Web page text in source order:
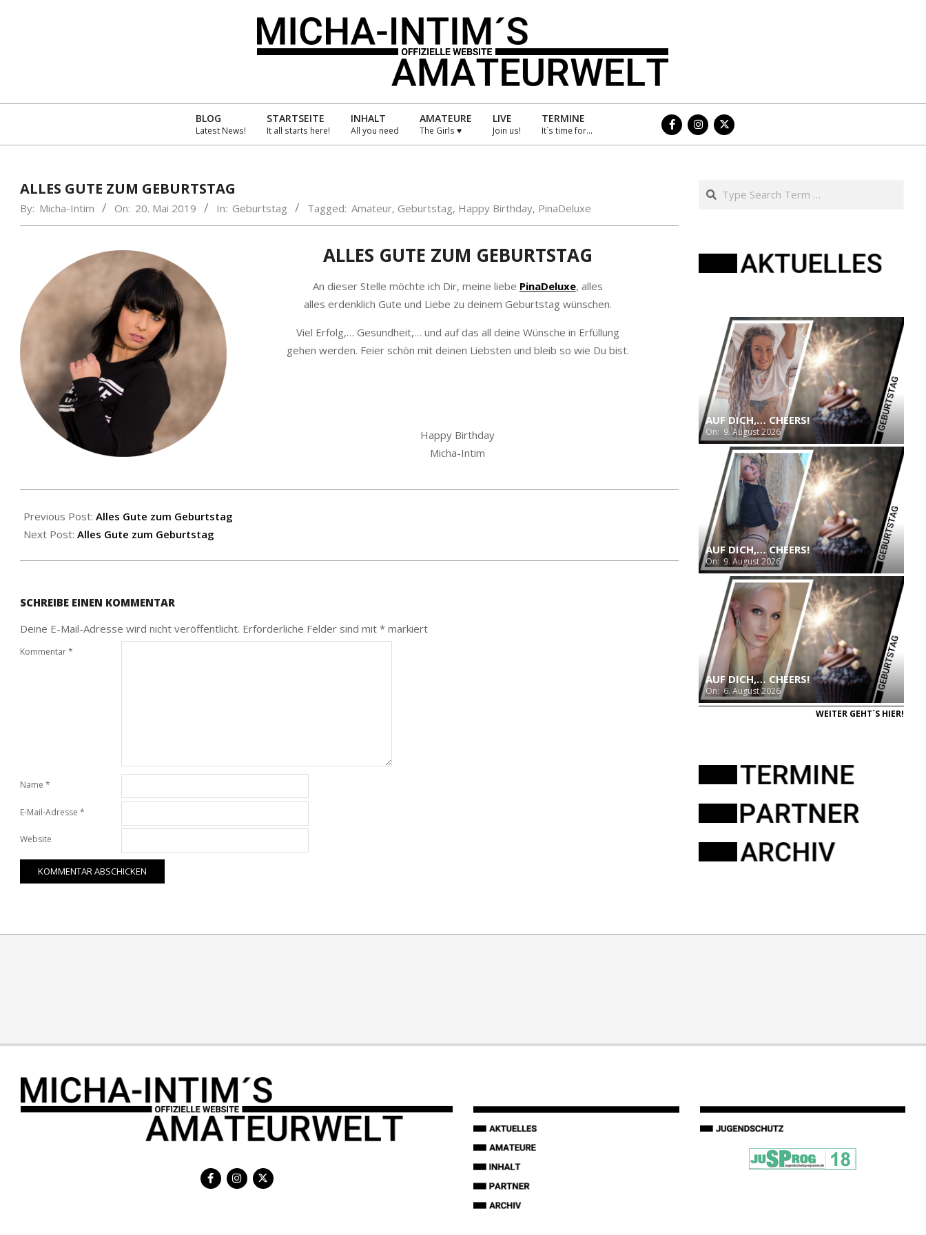
MICHA-
INTIM
´S
Primary
BLOG
Latest News!
STARTSEITE
It all starts here!
INHALT
All you need
AMATEURE
The Girls ♥
LIVE
Join us!
TERMINE
It´s time for…
ALLES GUTE ZUM GEBURTSTAG
By: Micha-Intim On: 20. Mai 2019 In: Geburtstag Tagged: Amateur, Geburtstag, Happy Birthday, PinaDeluxe
ALLES GUTE ZUM GEBURTSTAG
An dieser Stelle möchte ich Dir, meine liebe PinaDeluxe, alles
alles erdenklich Gute und Liebe zu deinem Geburtstag wünschen.
Viel Erfolg,… Gesundheit,… und auf das all deine Wünsche in Erfüllung
gehen werden. Feier schön mit deinen Liebsten und bleib so wie Du bist.
Happy Birthday
Micha-Intim
05-
20
Previous Post: Alles Gute zum Geburtstag
Next Post: Alles Gute zum Geburtstag
SCHREIBE EINEN KOMMENTAR
Deine E-Mail-Adresse wird nicht veröffentlicht. Erforderliche Felder sind mit * markiert
Kommentar*
Name *
E-Mail-Adresse *
Website
Search
AUF DICH,… CHEERS!
On: 9. August 2026
AUF DICH,… CHEERS!
On: 9. August 2026
AUF DICH,… CHEERS!
On: 6. August 2026
WEITER GEHT´S HIER!